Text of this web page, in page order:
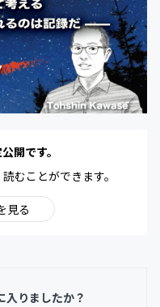
開です。
むことができます。
見る
入りましたか？